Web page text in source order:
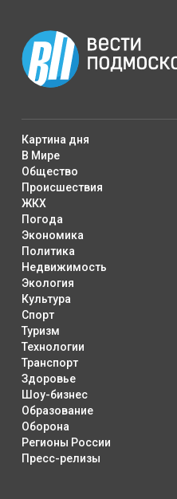
Картина дня
В Мире
Общество
Происшествия
ЖКХ
Погода
Экономика
Политика
Недвижимость
Экология
Культура
Спорт
Туризм
Технологии
Транспорт
Здоровье
Шоу-бизнес
Образование
Оборона
Регионы России
Пресс-релизы